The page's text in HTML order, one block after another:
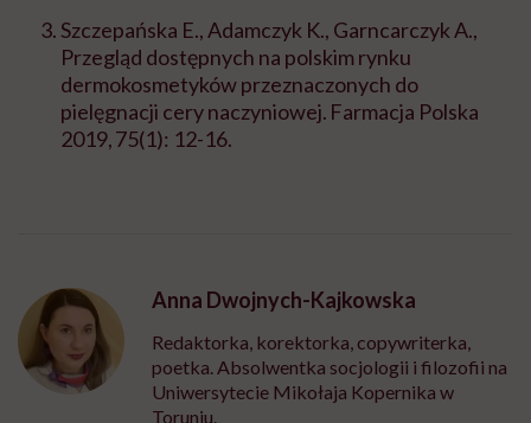
Szczepańska E., Adamczyk K., Garncarczyk A.,
Przegląd dostępnych na polskim rynku
dermokosmetyków przeznaczonych do
pielęgnacji cery naczyniowej. Farmacja Polska
2019, 75(1): 12-16.
Anna Dwojnych-Kajkowska
Redaktorka, korektorka, copywriterka,
poetka. Absolwentka socjologii i filozofii na
Uniwersytecie Mikołaja Kopernika w
Toruniu.